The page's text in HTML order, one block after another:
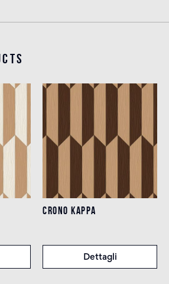
CRONO KAPPA
Dettagli